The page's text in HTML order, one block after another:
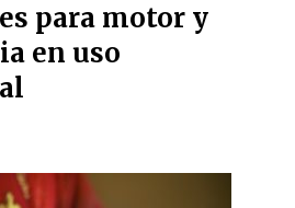
para motor y
en uso